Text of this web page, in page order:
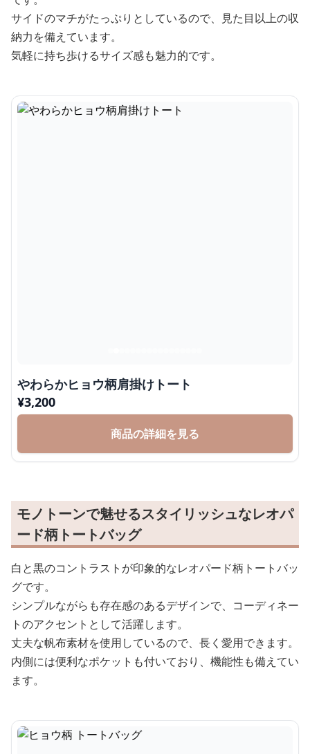
サイドのマチがたっぷりとしているので、見た目以上の収
納力を備えています。
気軽に持ち歩けるサイズ感も魅力的です。
やわらかヒョウ柄肩掛けトート
¥3,200
商品の詳細を見る
モノトーンで魅せるスタイリッシュなレオパ
ード柄トートバッグ
白と黒のコントラストが印象的なレオパード柄トートバッ
グです。
シンプルながらも存在感のあるデザインで、コーディネー
トのアクセントとして活躍します。
丈夫な帆布素材を使用しているので、長く愛用できます。
内側には便利なポケットも付いており、機能性も備えてい
ます。